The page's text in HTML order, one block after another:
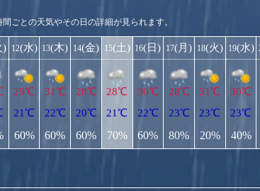
ごとの天気やその日の詳細が見られます。
) 12(水)
29℃
21℃
60%
13(木)
31℃
22℃
60%
14(金)
28℃
20℃
60%
15(土)
28℃
21℃
70%
16(日)
30℃
22℃
60%
17(月)
28℃
23℃
80%
18(火)
31℃
23℃
20%
19(水)
30℃
23℃
40%